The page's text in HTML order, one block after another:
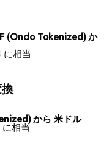
(Ondo Tokenized) か
に相当
から 米ドル
に相当